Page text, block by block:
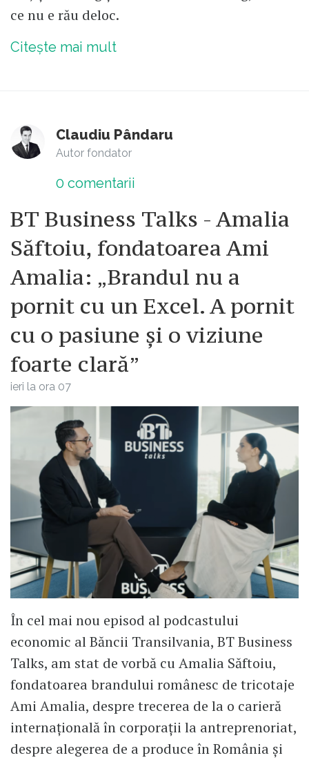
ce nu e rău deloc.
Citește mai mult
Claudiu Pândaru
Autor fondator
0 comentarii
BT Business Talks - Amalia
Săftoiu, fondatoarea Ami
Amalia: „Brandul nu a
pornit cu un Excel. A pornit
cu o pasiune și o viziune
foarte clară”
ieri la ora 07
În cel mai nou episod al podcastului
economic al Băncii Transilvania, BT Business
Talks, am stat de vorbă cu Amalia Săftoiu,
fondatoarea brandului românesc de tricotaje
Ami Amalia, despre trecerea de la o carieră
internațională în corporații la antreprenoriat,
despre alegerea de a produce în România și